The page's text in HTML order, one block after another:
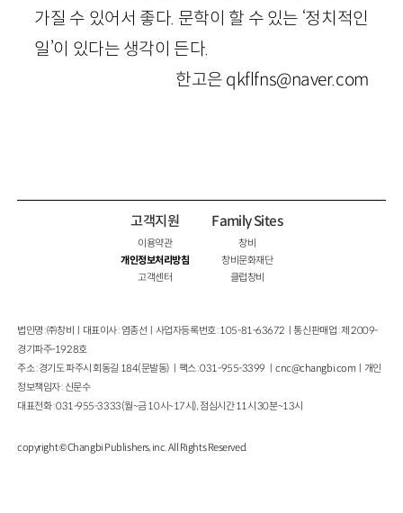
가질 수 있어서 좋다. 문학이 할 수 있는 ‘정치적인
일’이 있다는 생각이 든다.
한고은 qkflfns@naver.com
고객지원
이용약관
개인정보처리방침
고객센터
Family Sites
창비
창비문화재단
클럽창비
법인명 : ㈜창비ㅣ대표이사 : 염종선ㅣ사업자등록번호 : 105-81-63672ㅣ통신판매업 : 제 2009-
경기파주-1928호
주소 : 경기도 파주시 회동길 184(문발동)ㅣ팩스 : 031-955-3399 ㅣcnc@changbi.com ㅣ개인
정보책임자 : 신문수
대표전화 : 031-955-3333(월~금 10시~17시), 점심시간 11시 30분~13시
copyright © Changbi Publishers, inc. All Rights Reserved.